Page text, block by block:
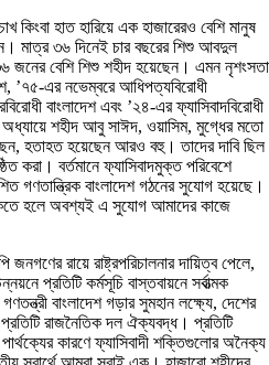
কিংবা হাত হারিয়ে এক হাজারেরও বেশি মানুষ
মাত্র ৩৬ দিনেই চার বছরের শিশু আবদুল
জনের বেশি শিশু শহীদ হয়েছেন। এমন নৃশংসতা
’৭৫-এর নভেম্বরে আধিপত্যবিরোধী
বাংলাদেশ এবং ’২৪-এর ফ্যাসিবাদবিরোধী
অধ্যায়ে শহীদ আবু সাঈদ, ওয়াসিম, মুগ্ধের মতো
হতাহত হয়েছেন আরও বহু। তাদের দাবি ছিল
করা। বর্তমানে ফ্যাসিবাদমুক্ত পরিবেশে
গণতান্ত্রিক বাংলাদেশ গঠনের সুযোগ হয়েছে।
হলে অবশ্যই এ সুযোগ আমাদের কাজে
রায়ে রাষ্ট্রপরিচালনার দায়িত্ব পেলে,
প্রতিটি কর্মসূচি বাস্তবায়নে সর্বাত্মক
বাংলাদেশ গড়ার সুমহান লক্ষ্যে, দেশের
প্রতিটি রাজনৈতিক দল ঐক্যবদ্ধ। প্রতিটি
কারণে ফ্যাসিবাদী শক্তিগুলোর অনৈক্য